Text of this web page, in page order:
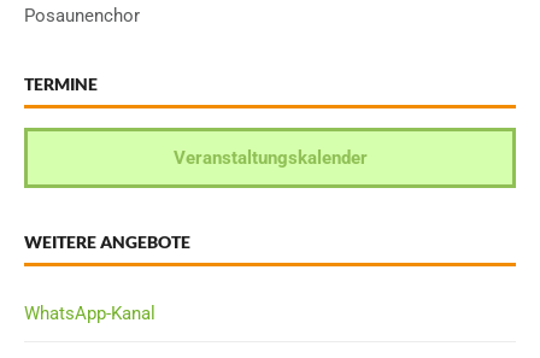
Posaunenchor
TERMINE
Veranstaltungskalender
WEITERE ANGEBOTE
WhatsApp-Kanal